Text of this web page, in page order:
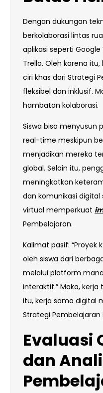
Dengan dukungan
berkolaborasi lintas
aplikasi seperti
Trello. Oleh karena
ciri khas dari Strategi
fleksibel dan inklusif.
hambatan kolaborasi.
Siswa bisa menyusun
real-time meskipun
menjadikan mereka
global. Selain itu,
meningkatkan
dan komunikasi digital
virtual memperkuat
Pembelajaran.
Kalimat pasif: “Proyek
oleh siswa dari
melalui platform
interaktif.” Maka,
itu, kerja sama digital
Strategi Pembelajaran
Evaluasi
dan